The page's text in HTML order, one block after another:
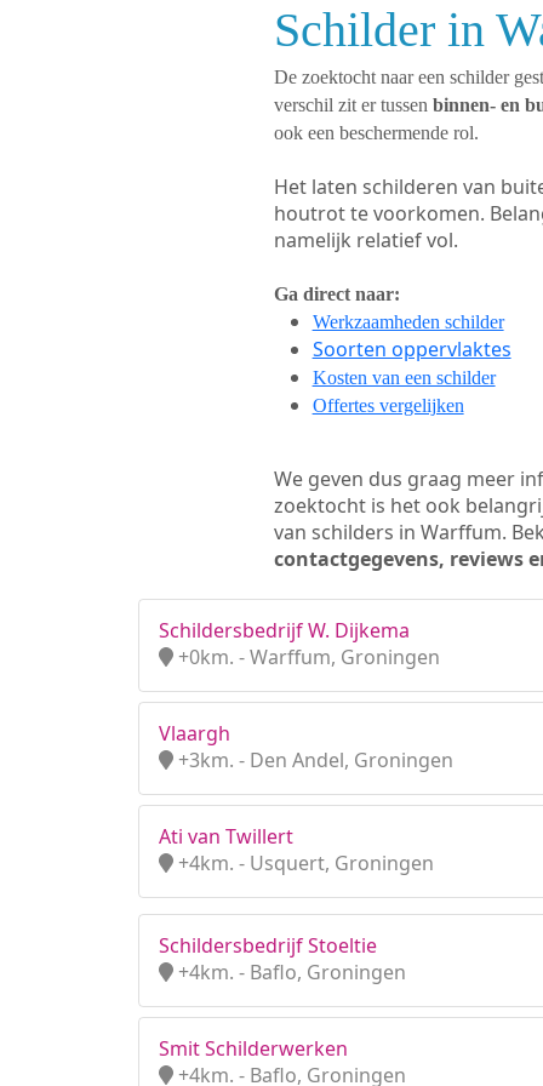
Schilder in
De zoektocht naar een schilder
verschil zit er tussen binnen- en
ook een beschermende rol.
Het laten schilderen van
houtrot te voorkomen.
namelijk relatief vol.
Ga direct naar:
Werkzaamheden schilder
Soorten oppervlaktes
Kosten van een schilder
Offertes vergelijken
We geven dus graag meer
zoektocht is het ook
van schilders in Warffum.
contactgegevens, reviews
Schildersbedrijf W. Dijkema
+0km. - Warffum, Groningen
Vlaargh
+3km. - Den Andel, Groningen
Ati van Twillert
+4km. - Usquert, Groningen
Schildersbedrijf Stoeltie
+4km. - Baflo, Groningen
Smit Schilderwerken
+4km. - Baflo, Groningen